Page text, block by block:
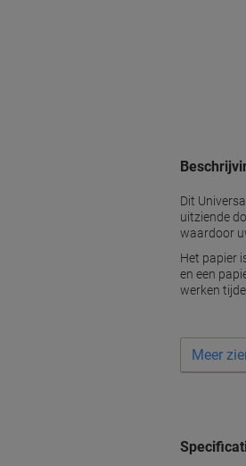
Dit
uitziende
waardoor
Het papier
en een
werken
Vaak
Meer